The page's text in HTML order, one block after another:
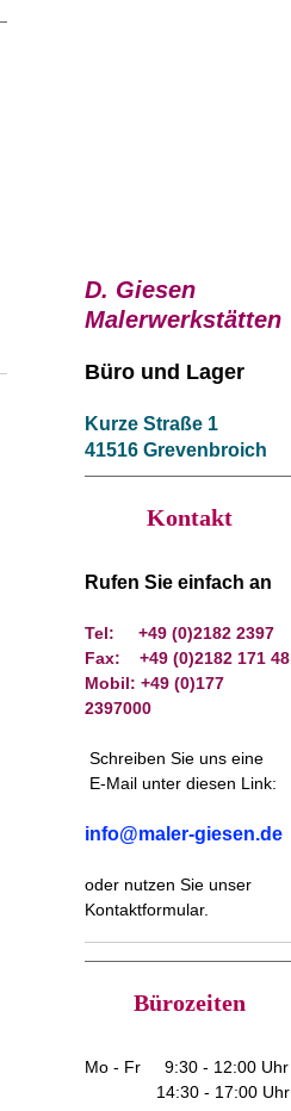
D. Giesen
Malerwerkstätten
Büro und Lager
Kurze Straße 1
41516 Grevenbroich
Kontakt
Rufen Sie einfach an
Tel: +49 (0)2182 2397
Fax: +49 (0)2182 171 48
Mobil: +49 (0)177
2397000
Schreiben Sie uns eine
E-Mail unter diesen Link:
info@maler-giesen.de
oder nutzen Sie unser
Kontaktformular.
Bürozeiten
Mo - Fr 9:30 - 12:00 Uhr
14:30 - 17:00 Uhr